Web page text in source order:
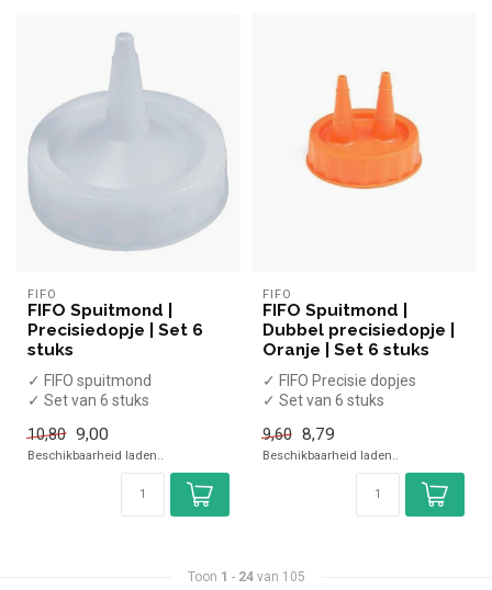
FIFO
FIFO Spuitmond |
Precisiedopje | Set 6
stuks
✓ FIFO spuitmond
✓ Set van 6 stuks
Sausflessen
10,80 9,00
Beschikbaarheid laden..
FIFO
FIFO Spuitmond |
Dubbel precisiedopje |
Oranje | Set 6 stuks
✓ FIFO Precisie dopjes
✓ Set van 6 stuks
Sausflessen
9,60 8,79
Beschikbaarheid laden..
Toon 1 - 24van 105